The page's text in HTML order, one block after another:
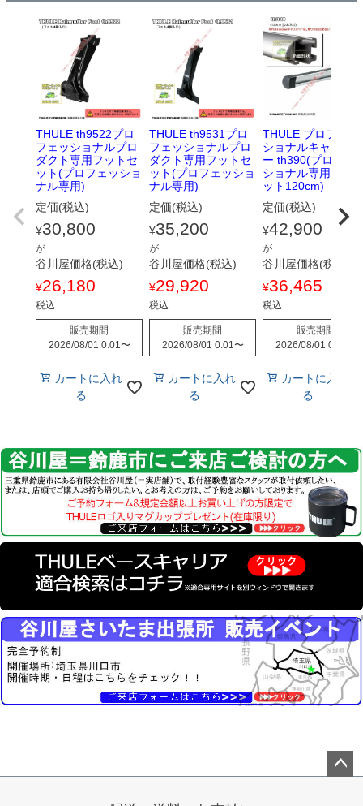
THULE th9522プロ
フェッショナルプロ
ダクト専用フットセ
ット(プロフェッショ
ナル専用)
定価(税込)
¥30,800
が
谷川屋価格(税込)
¥26,180
税込
販売期間
2026/08/01 0:01 〜
カートに入れ
る
THULE th9531プロ
フェッショナルプロ
ダクト専用フットセ
ット(プロフェッショ
ナル専用)
定価(税込)
¥35,200
が
谷川屋価格(税込)
¥29,920
税込
販売期間
2026/08/01 0:01 〜
カートに入れ
る
THULE プロフェッ
ショナルキャリア
ー th390(プロフェ
ショナル専用バー
ット120cm)
定価(税込)
¥42,900
が
谷川屋価格(税込)
¥36,465
税込
販売期間
2026/08/01 0:01
カートに入れ
る